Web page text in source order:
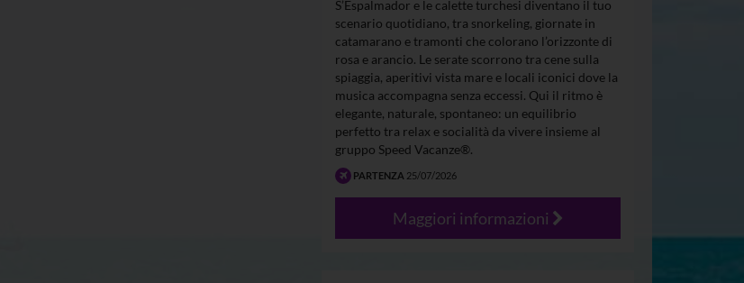
S’Espalmador e le calette turchesi diventano il tuo
scenario quotidiano, tra snorkeling, giornate in
catamarano e tramonti che colorano l’orizzonte di
rosa e arancio. Le serate scorrono tra cene sulla
spiaggia, aperitivi vista mare e locali iconici dove la
musica accompagna senza eccessi. Qui il ritmo è
elegante, naturale, spontaneo: un equilibrio
perfetto tra relax e socialità da vivere insieme al
gruppo Speed Vacanze®.
PARTENZA 25/07/2026
Maggiori informazioni